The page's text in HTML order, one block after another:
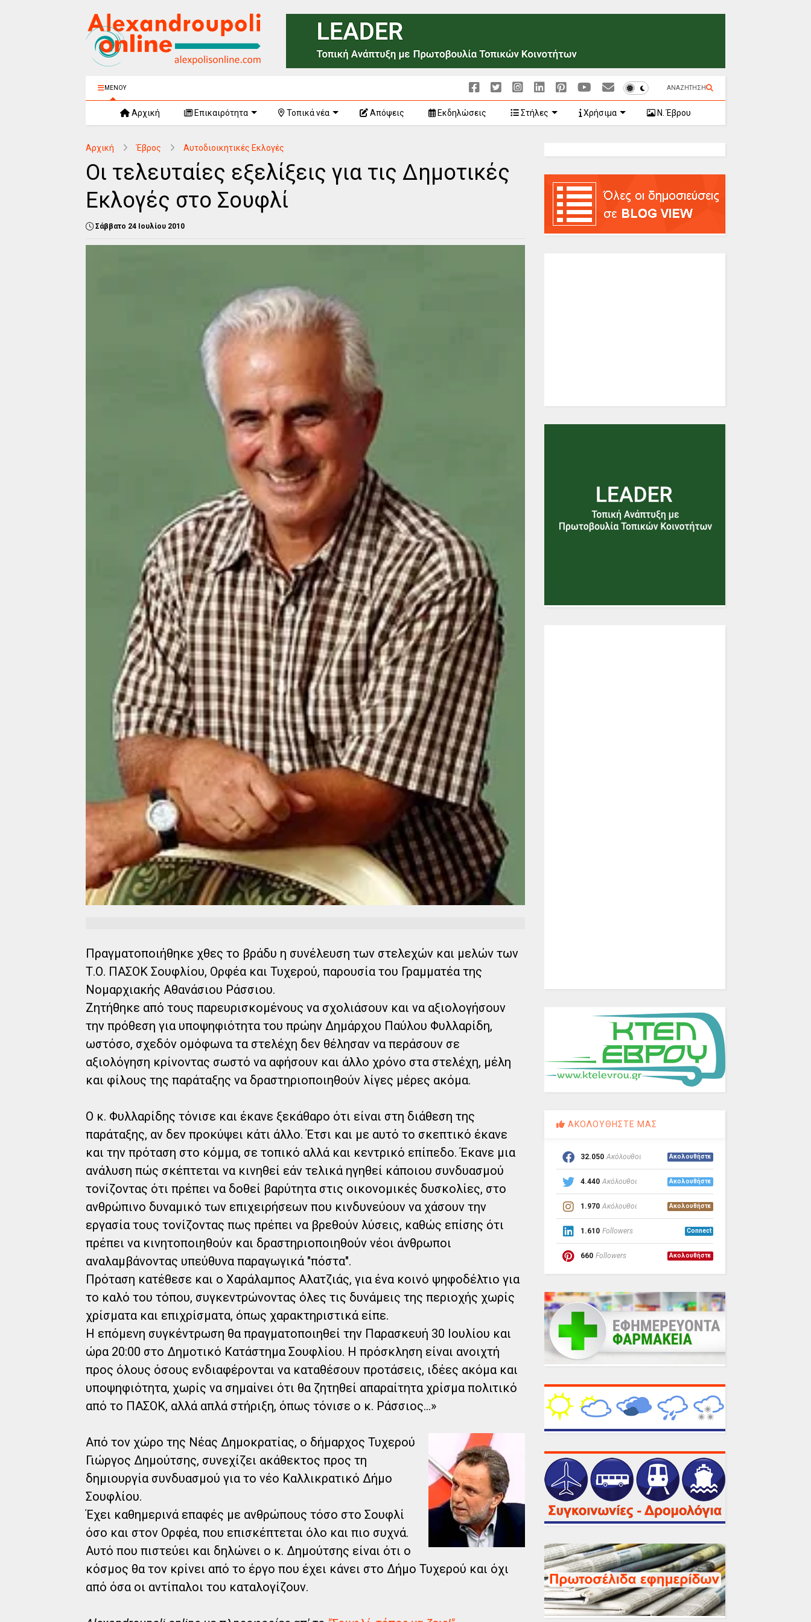
ΜΕΝΟΥ ΑΝΑΖΗΤΗΣΗ
Αρχική Επικαιρότητα Τοπικά νέα Απόψεις Εκδηλώσεις Στήλες Χρήσιμα Ν. Έβρου
Αρχική Έβρος Αυτοδιοικητικές Εκλογές
Οι τελευταίες εξελίξεις για τις Δημοτικές
Εκλογές στο Σουφλί
Σάββατο 24 Ιουλίου 2010
Πραγματοποιήθηκε χθες το βράδυ η συνέλευση των στελεχών και μελών των
Τ.Ο. ΠΑΣΟΚ Σουφλίου, Ορφέα και Τυχερού, παρουσία του Γραμματέα της
Νομαρχιακής Αθανάσιου Ράσσιου.
Ζητήθηκε από τους παρευρισκομένους να σχολιάσουν και να αξιολογήσουν
την πρόθεση για υποψηφιότητα του πρώην Δημάρχου Παύλου Φυλλαρίδη,
ωστόσο, σχεδόν ομόφωνα τα στελέχη δεν θέλησαν να περάσουν σε
αξιολόγηση κρίνοντας σωστό να αφήσουν και άλλο χρόνο στα στελέχη, μέλη
και φίλους της παράταξης να δραστηριοποιηθούν λίγες μέρες ακόμα.
Ο κ. Φυλλαρίδης τόνισε και έκανε ξεκάθαρο ότι είναι στη διάθεση της
παράταξης, αν δεν προκύψει κάτι άλλο. Έτσι και με αυτό το σκεπτικό έκανε
και την πρόταση στο κόμμα, σε τοπικό αλλά και κεντρικό επίπεδο. Έκανε μια
ανάλυση πώς σκέπτεται να κινηθεί εάν τελικά ηγηθεί κάποιου συνδυασμού
τονίζοντας ότι πρέπει να δοθεί βαρύτητα στις οικονομικές δυσκολίες, στο
ανθρώπινο δυναμικό των επιχειρήσεων που κινδυνεύουν να χάσουν την
εργασία τους τονίζοντας πως πρέπει να βρεθούν λύσεις, καθώς επίσης ότι
πρέπει να κινητοποιηθούν και δραστηριοποιηθούν νέοι άνθρωποι
αναλαμβάνοντας υπεύθυνα παραγωγικά "πόστα".
Πρόταση κατέθεσε και ο Χαράλαμπος Αλατζιάς, για ένα κοινό ψηφοδέλτιο για
το καλό του τόπου, συγκεντρώνοντας όλες τις δυνάμεις της περιοχής χωρίς
χρίσματα και επιχρίσματα, όπως χαρακτηριστικά είπε.
Η επόμενη συγκέντρωση θα πραγματοποιηθεί την Παρασκευή 30 Ιουλίου και
ώρα 20:00 στο Δημοτικό Κατάστημα Σουφλίου. Η πρόσκληση είναι ανοιχτή
προς όλους όσους ενδιαφέρονται να καταθέσουν προτάσεις, ιδέες ακόμα και
υποψηφιότητα, χωρίς να σημαίνει ότι θα ζητηθεί απαραίτητα χρίσμα πολιτικό
από το ΠΑΣΟΚ, αλλά απλά στήριξη, όπως τόνισε ο κ. Ράσσιος...»
Από τον χώρο της Νέας Δημοκρατίας, ο δήμαρχος Τυχερού
Γιώργος Δημούτσης, συνεχίζει ακάθεκτος προς τη
δημιουργία συνδυασμού για το νέο Καλλικρατικό Δήμο
Σουφλίου.
Έχει καθημερινά επαφές με ανθρώπους τόσο στο Σουφλί
όσο και στον Ορφέα, που επισκέπτεται όλο και πιο συχνά.
Αυτό που πιστεύει και δηλώνει ο κ. Δημούτσης είναι ότι ο
κόσμος θα τον κρίνει από το έργο που έχει κάνει στο Δήμο Τυχερού και όχι
από όσα οι αντίπαλοι του καταλογίζουν.
ΑΚΟΛΟΥΘΗΣΤΕ ΜΑΣ
32.050 Ακόλουθοι Ακολουθήστε
4.440 Ακόλουθοι Ακολουθήστε
1.970 Ακόλουθοι Ακολουθήστε
1.610 Followers Connect
660 Followers Ακολουθήστε